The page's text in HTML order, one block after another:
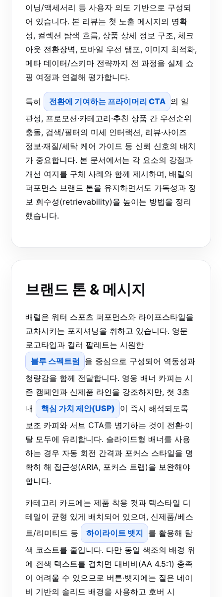
이닝/액세서리 등 사용자 의도 기반으로 구성되
어 있습니다. 본 리뷰는 첫 노출 메시지의 명확
성, 컬렉션 탐색 흐름, 상품 상세 정보 구조, 체크
아웃 전환장벽, 모바일 우선 탬포, 이미지 최적화,
메타 데이터/스키마 전략까지 전 과정을 실제 쇼
핑 여정과 연결해 평가합니다.
특히 전환에 기여하는 프라이머리 CTA 의 일
관성, 프로모션·카테고리·추천 상품 간 우선순위
충돌, 검색/필터의 미세 인터랙션, 리뷰·사이즈
정보·재질/세탁 케어 가이드 등 신뢰 신호의 배치
가 중요합니다. 본 문서에서는 각 요소의 강점과
개선 여지를 구체 사례와 함께 제시하며, 배럴의
퍼포먼스 브랜드 톤을 유지하면서도 가독성과 정
보 회수성(retrievability)을 높이는 방법을 정리
했습니다.
브랜드 톤 & 메시지
배럴은 워터 스포츠 퍼포먼스와 라이프스타일을
교차시키는 포지셔닝을 취하고 있습니다. 영문
로고타입과 컬러 팔레트는 시원한
블루 스펙트럼
을 중심으로 구성되어 역동성과
청량감을 함께 전달합니다. 영웅 배너 카피는 시
즌 캠페인과 신제품 라인을 강조하지만, 첫 3초
내
핵심 가치 제안(USP) 이 즉시 해석되도록
보조 카피와 서브 CTA를 병기하는 것이 전환·이
탈 모두에 유리합니다. 슬라이드형 배너를 사용
하는 경우 자동 회전 간격과 포커스 스타일을 명
확히 해 접근성(ARIA, 포커스 트랩)을 보완해야
합니다.
카테고리 카드에는 제품 착용 컷과 텍스타일 디
테일이 균형 있게 배치되어 있으며, 신제품/베스
트/리미티드 등
하이라이트 뱃지
를 활용해 탐
색 코스트를 줄입니다. 다만 동일 색조의 배경 위
에 흰색 텍스트를 겹치면 대비비(AA 4.5:1) 충족
이 어려울 수 있으므로 버튼·뱃지에는 짙은 네이
비 기반의 솔리드 배경을 사용하고 호버 시